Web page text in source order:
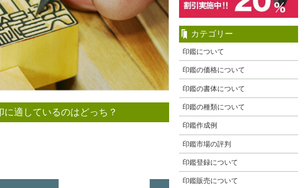
カテゴリー
印鑑について
印鑑の価格について
印鑑の書体について
印鑑の種類について
印鑑作成例
印鑑市場の評判
印鑑登録について
印鑑販売について
適しているのはどっち？